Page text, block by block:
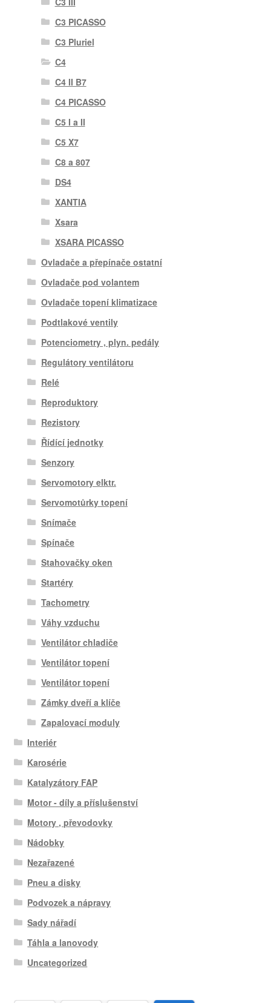
C3 PICASSO
C3 Pluriel
C4
C4 II B7
C4 PICASSO
C5 I a II
C5 X7
C8 a 807
DS4
XANTIA
Xsara
XSARA PICASSO
Ovladače a přepínače ostatní
Ovladače pod volantem
Ovladače topení klimatizace
Podtlakové ventily
Potenciometry , plyn. pedály
Regulátory ventilátoru
Relé
Reproduktory
Rezistory
Řídící jednotky
Senzory
Servomotory elktr.
Servomotůrky topení
Snímače
Spínače
Stahovačky oken
Startéry
Tachometry
Váhy vzduchu
Ventilátor chladiče
Ventilátor topení
Ventilátor topení
Zámky dveří a klíče
Zapalovací moduly
Interiér
Karosérie
Katalyzátory FAP
Motor - díly a příslušenství
Motory , převodovky
Nádobky
Nezařazené
Pneu a disky
Podvozek a nápravy
Sady nářadí
Táhla a lanovody
Uncategorized